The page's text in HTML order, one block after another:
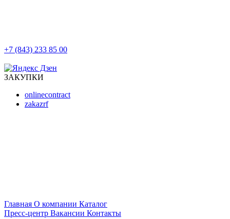
+7 (843) 233 85 00
ЗАКУПКИ
onlinecontract
zakazrf
Главная О компании Каталог
Пресс-центр Вакансии Контакты